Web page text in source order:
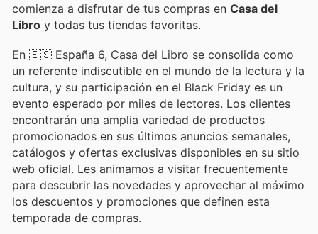
comienza a disfrutar de tus compras en Casa del
Libro y todas tus tiendas favoritas.
En 🇪🇸 España 6, Casa del Libro se consolida como
un referente indiscutible en el mundo de la lectura y la
cultura, y su participación en el Black Friday es un
evento esperado por miles de lectores. Los clientes
encontrarán una amplia variedad de productos
promocionados en sus últimos anuncios semanales,
catálogos y ofertas exclusivas disponibles en su sitio
web oficial. Les animamos a visitar frecuentemente
para descubrir las novedades y aprovechar al máximo
los descuentos y promociones que definen esta
temporada de compras.